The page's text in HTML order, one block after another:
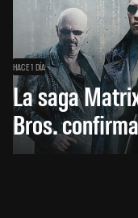
HACE 1 DÍA
La saga
Bros.